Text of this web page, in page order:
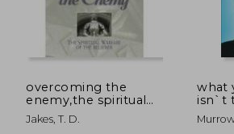
overcoming the
enemy,the spiritual
warfare of the
believer (en Inglés)
Jakes, T. D.
what
isn`t
Inglés)